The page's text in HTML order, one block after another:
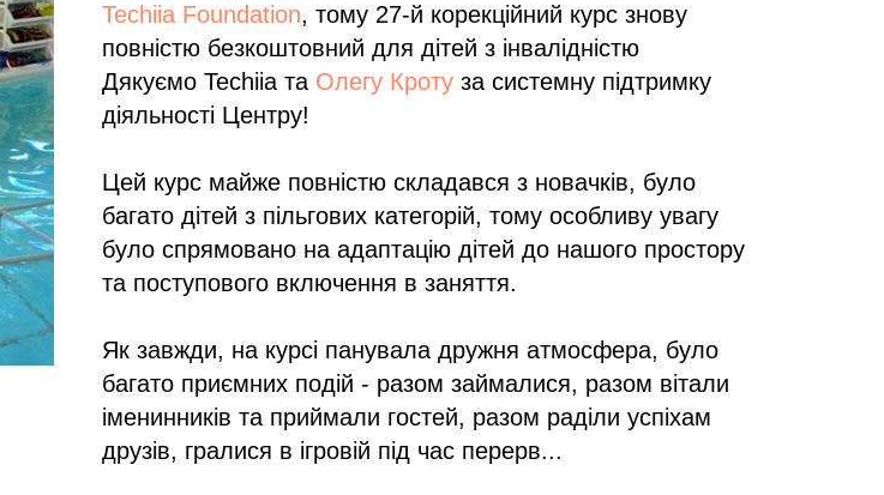
Techiia Foundation, тому 27-й корекційний курс знову
повністю безкоштовний для дітей з інвалідністю
Дякуємо Techiia та Олегу Кроту за системну підтримку
діяльності Центру!
Цей курс майже повністю складався з новачків, було
багато дітей з пільгових категорій, тому особливу увагу
було спрямовано на адаптацію дітей до нашого простору
та поступового включення в заняття.
Як завжди, на курсі панувала дружня атмосфера, було
багато приємних подій - разом займалися, разом вітали
іменинників та приймали гостей, разом раділи успіхам
друзів, гралися в ігровій під час перерв...